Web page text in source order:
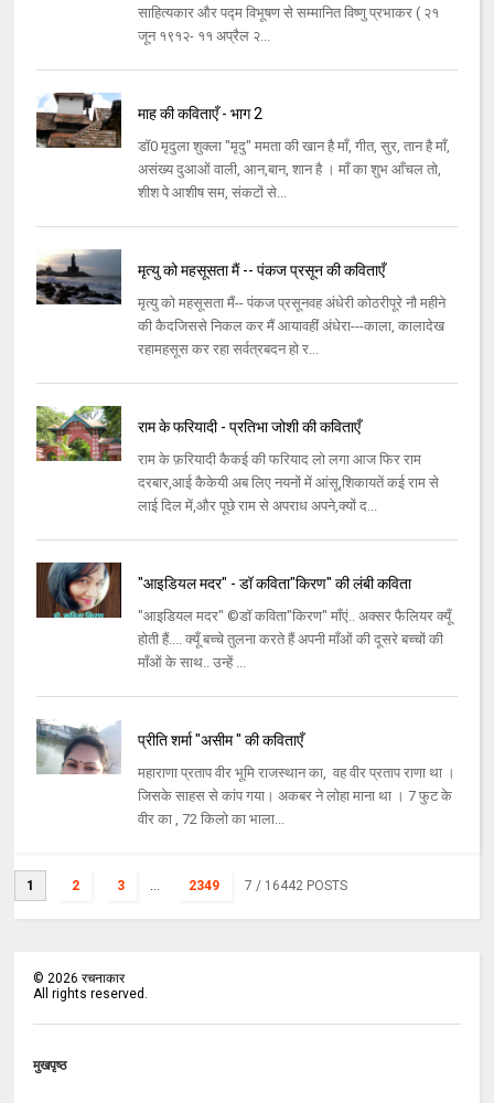
साहित्यकार और पद्म विभूषण से सम्मानित विष्णु प्रभाकर ( २१
जून १९१२- ११ अप्रैल २...
माह की कविताएँ - भाग 2
डॉ0 मृदुला शुक्ला "मृदु" ममता की खान है माँ, गीत, सुर, तान है माँ,
असंख्य दुआओं वाली, आन,बान, शान है । माँ का शुभ आँचल तो,
शीश पे आशीष सम, संकटों से...
मृत्यु को महसूसता मैं -- पंकज प्रसून की कविताएँ
मृत्यु को महसूसता मैं-- पंकज प्रसूनवह अंधेरी कोठरीपूरे नौ महीने
की कैदजिससे निकल कर मैं आयावहीं अंधेरा---काला, कालादेख
रहामहसूस कर रहा सर्वत्रबदन हो र...
राम के फरियादी - प्रतिभा जोशी की कविताएँ
राम के फ़रियादी कैकई की फरियाद लो लगा आज फिर राम
दरबार,आई कैकेयी अब लिए नयनों में आंसू,शिकायतें कई राम से
लाई दिल में,और पूछे राम से अपराध अपने,क्यों द...
"आइडियल मदर" - डॉ कविता"किरण" की लंबी कविता
"आइडियल मदर" ©डॉ कविता"किरण" माँएं.. अक्सर फैलियर क्यूँ
होती हैं.... क्यूँ बच्चे तुलना करते हैं अपनी माँओं की दूसरे बच्चों की
माँओं के साथ.. उन्हें ...
प्रीति शर्मा "असीम " की कविताएँ
महाराणा प्रताप वीर भूमि राजस्थान का, वह वीर प्रताप राणा था ।
जिसके साहस से कांप गया। अकबर ने लोहा माना था । 7 फुट के
वीर का , 72 किलो का भाला...
1 2 3 ... 2349 7 / 16442 POSTS
©2026 रचनाकार
All rights reserved.
मुखपृष्ठ